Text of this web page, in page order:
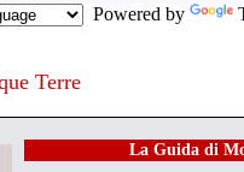
Powered by
Terre
La Guida di